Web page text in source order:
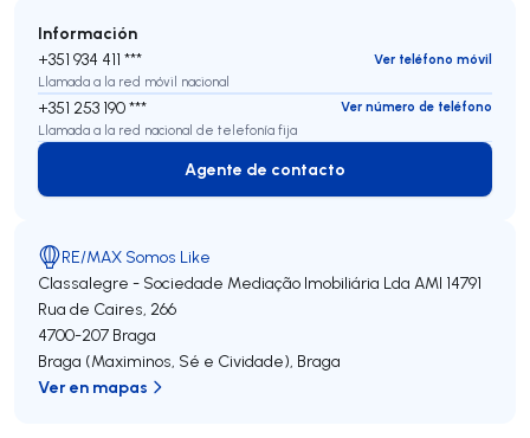
Información
+351 934 411 ***
Ver teléfono móvil
Llamada a la red móvil nacional
+351 253 190 ***
Ver número de teléfono
Llamada a la red nacional de telefonía fija
Agente de contacto
Agente de contacto
RE/MAX Somos Like
Classalegre - Sociedade Mediação Imobiliária Lda AMI 14791
Rua de Caires, 266
4700-207 Braga
Braga (Maximinos, Sé e Cividade), Braga
Ver en mapas